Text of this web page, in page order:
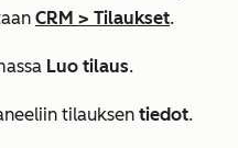
CRM > Tilaukset.
Luo tilaus.
tilauksen tiedot.